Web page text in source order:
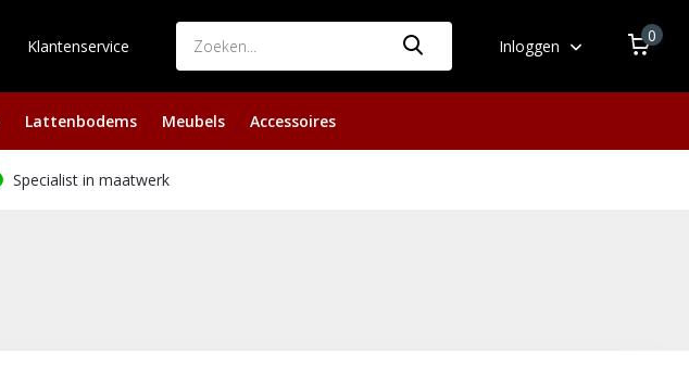
Klantenservice Inloggen
0
Lattenbodems Meubels Accessoires
Specialist in maatwerk